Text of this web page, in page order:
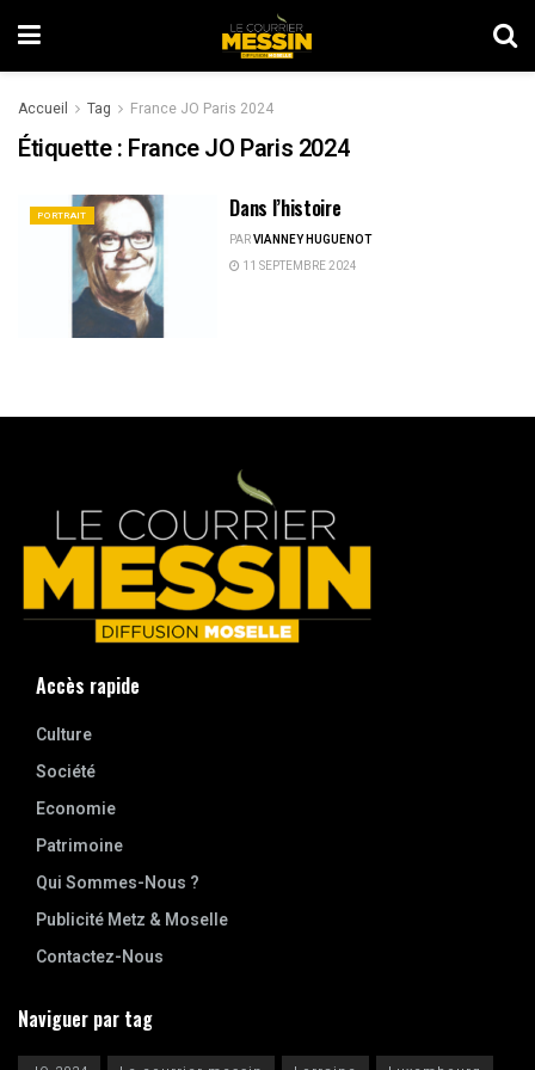
Accueil Tag France JO Paris 2024
Étiquette : France JO Paris 2024
PORTRAIT Dans l’histoire
PARVIANNEY HUGUENOT
11 SEPTEMBRE 2024
Accès rapide
Culture
Société
Economie
Patrimoine
Qui Sommes-Nous ?
Publicité Metz & Moselle
Contactez-Nous
Naviguer par tag